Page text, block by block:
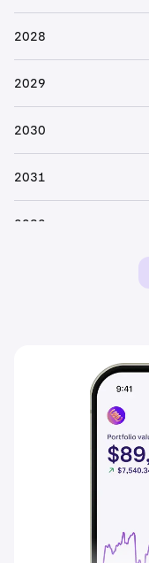
2028
2029
2030
2031
2032